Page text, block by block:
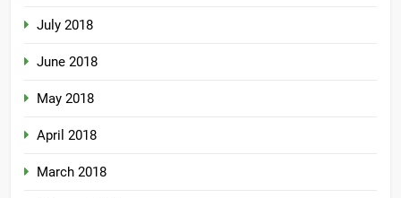
July 2018
June 2018
May 2018
April 2018
March 2018